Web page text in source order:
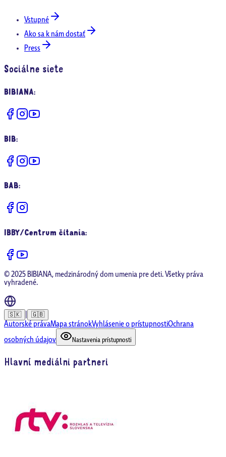
Vstupné
Ako sa k nám dostať
Press
Sociálne siete
BIBIANA:
BIB:
BAB:
IBBY/Centrum čítania:
© 2025 BIBIANA, medzinárodný dom umenia pre deti. Všetky práva
vyhradené.
🇸🇰 🇬🇧
Autorské právaMapa stránokVyhlásenie o prístupnostiOchrana
osobných údajov Nastavenia prístupnosti
Hlavní mediálni partneri